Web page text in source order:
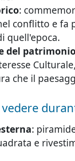
:
conflitto e fa
quell'epoca.
del patrimonio
che il
:
e